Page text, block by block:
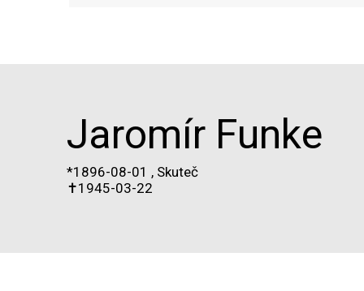
Jaromír Funke
*1896-08-01 , Skuteč
✝1945-03-22